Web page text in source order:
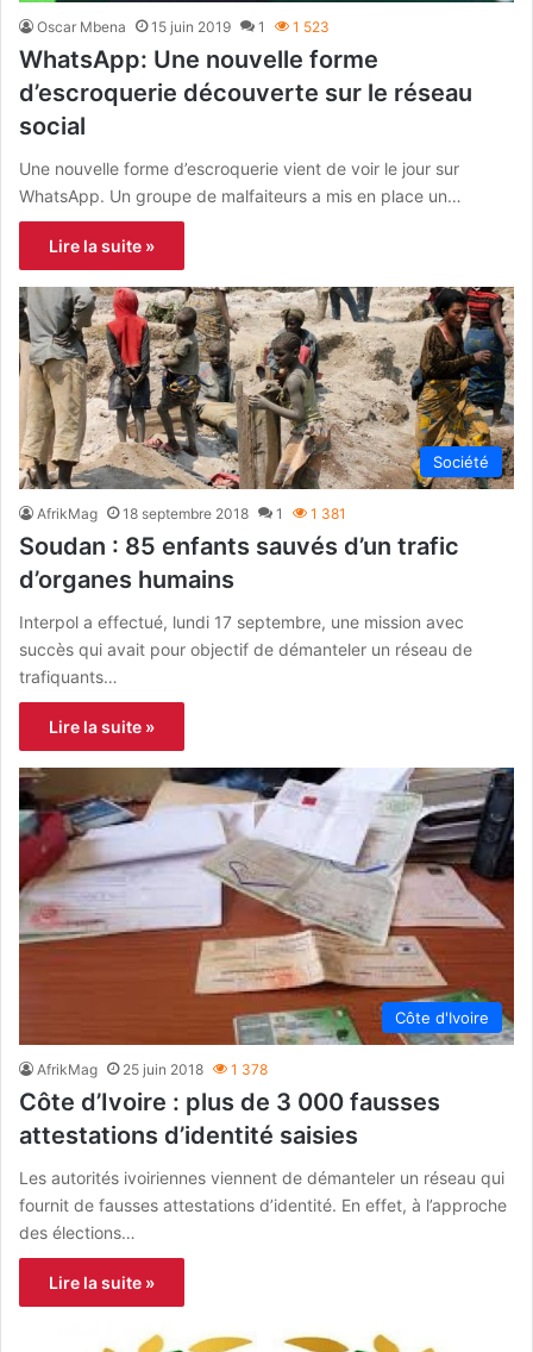
Oscar Mbena 15 juin 2019 1 1 523
WhatsApp: Une nouvelle forme
d’escroquerie découverte sur le réseau
social
Une nouvelle forme d’escroquerie vient de voir le jour sur
WhatsApp. Un groupe de malfaiteurs a mis en place un…
Lire la suite »
Société
AfrikMag 18 septembre 2018 1 1 381
Soudan : 85 enfants sauvés d’un trafic
d’organes humains
Interpol a effectué, lundi 17 septembre, une mission avec
succès qui avait pour objectif de démanteler un réseau de
trafiquants…
Lire la suite »
Côte d'Ivoire
AfrikMag 25 juin 2018 1 378
Côte d’Ivoire : plus de 3 000 fausses
attestations d’identité saisies
Les autorités ivoiriennes viennent de démanteler un réseau qui
fournit de fausses attestations d’identité. En effet, à l’approche
des élections…
Lire la suite »